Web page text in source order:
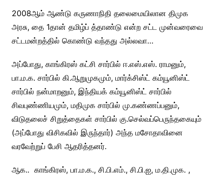
2008ஆம் ஆண்டு கருணாநிதி தலைமையிலான திமுக
அரசு, தை 1தான் தமிழ்ப் த்தாண்டு என்ற சட்ட முன்வரைவை
சட்டமன்றத்தில் கொண்டு வந்தது அல்லவா…
அப்போது, காங்கிரஸ் கட்சி சார்பில் ஈ.எஸ்.எஸ். ராமனும்,
பா.ம.க. சார்பில் கி.ஆறுமுகமும், மார்க்சிஸ்ட் கம்யூனிஸ்ட்
சார்பில் நன்மாறனும், இந்தியக் கம்யூனிஸ்ட் சார்பில்
சிவபுண்ணியமும், மதிமுக சார்பில் மு.கண்ணப்பனும்,
விடுதலைச் சிறுத்தைகள் சார்பில் கு.செல்வப்பெருந்தகையும்
(அப்போது விசிகவில் இருந்தார்) அந்த மசோதாவினை
வரவேற்றுப் பேசி ஆதரித்தனர்.
ஆக.. காங்கிரஸ், பா.ம.க., சி.பி.எம்., சி.பி.ஐ, ம.தி.முக. ,